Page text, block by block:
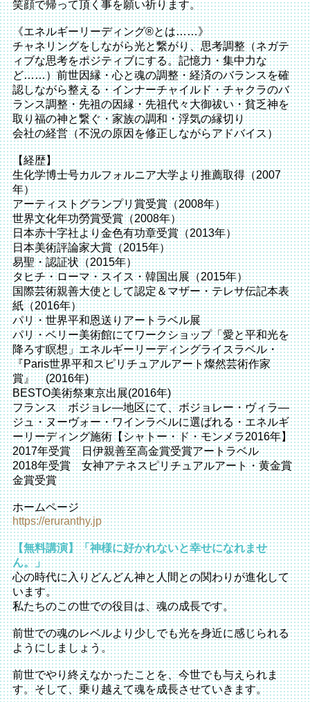
笑顔で帰って頂く事を願い祈ります。
《エネルギーリーディング®とは……》
チャネリングをしながら光と繋がり、思考調整（ネガテ
ィブな思考をポジティブにする。記憶力・集中力な
ど……）前世因縁・心と魂の調整・経済のバランスを確
認しながら整える・インナーチャイルド・チャクラのバ
ランス調整・先祖の因縁・先祖代々大御祓い・貧乏神を
取り福の神と繋ぐ・家族の調和・浮気の縁切り
会社の経営（不況の原因を修正しながらアドバイス）
【経歴】
生化学博士号カルフォルニア大学より推薦取得（2007
年）
アーティストグランプリ賞受賞（2008年）
世界文化年功勞賞受賞（2008年）
日本赤十字社より金色有功章受賞（2013年）
日本美術評論家大賞（2015年）
易聖・認証状（2015年）
タヒチ・ローマ・スイス・韓国出展（2015年）
国際芸術親善大使として認定＆マザー・テレサ伝記本表
紙（2016年）
パリ・世界平和恩送りアートラベル展
パリ・ベリー美術館にてワークショップ「愛と平和光を
降ろす瞑想」エネルギーリーディングライスラベル・
『Paris世界平和スピリチュアルアート燦然芸術作家
賞』 (2016年)
BESTO美術祭東京出展(2016年)
フランス ボジョレ―地区にて、ボジョレー・ヴィラ―
ジュ・ヌーヴォー・ワインラベルに選ばれる・エネルギ
ーリーディング施術【シャトー・ド・モンメラ2016年】
2017年受賞 日伊親善至高金賞受賞アートラベル
2018年受賞 女神アテネスピリチュアルアート・黄金賞
金賞受賞
ホームページ
https://eruranthy.jp
【無料講演】「神様に好かれないと幸せになれませ
ん。」
心の時代に入りどんどん神と人間との関わりが進化して
います。
私たちのこの世での役目は、魂の成長です。
前世での魂のレベルより少しでも光を身近に感じられる
ようにしましょう。
前世でやり終えなかったことを、今世でも与えられま
す。そして、乗り越えて魂を成長させていきます。